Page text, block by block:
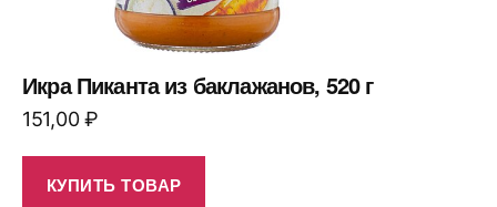
Икра Пиканта из баклажанов, 520 г
151,00₽
КУПИТЬ ТОВАР